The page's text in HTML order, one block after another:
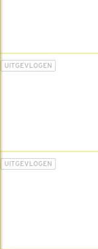
UITGEVLOGEN
UITGEVLOGEN